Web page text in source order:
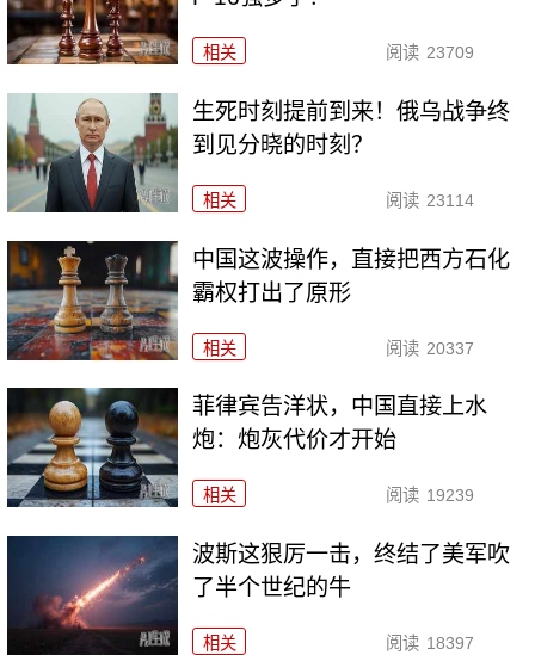
相关 阅读 23709
生死时刻提前到来！俄乌战争终
到见分晓的时刻？
相关 阅读 23114
中国这波操作，直接把西方石化
霸权打出了原形
相关 阅读 20337
菲律宾告洋状，中国直接上水
炮：炮灰代价才开始
相关 阅读 19239
波斯这狠厉一击，终结了美军吹
了半个世纪的牛
相关 阅读 18397